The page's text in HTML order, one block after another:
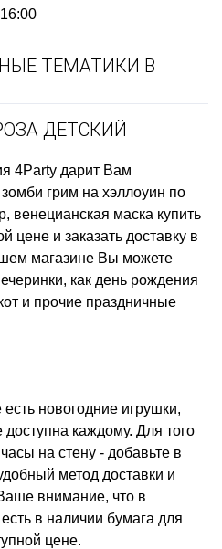
ТЕМАТИКИ В
ДЕТСКИЙ
4Party дарит Вам
зомби грим на хэллоуин по
венецианская маска купить
цене и заказать доставку в
магазине Вы можете
как день рождения
и прочие праздничные
есть новогодние игрушки,
доступна каждому. Для того
на стену - добавьте в
метод доставки и
внимание, что в
в наличии бумага для
цене.